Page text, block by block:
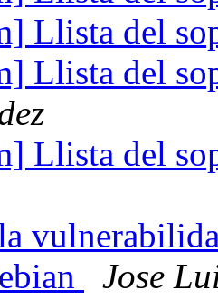
Llista del
Llista del
Llista del
Jose